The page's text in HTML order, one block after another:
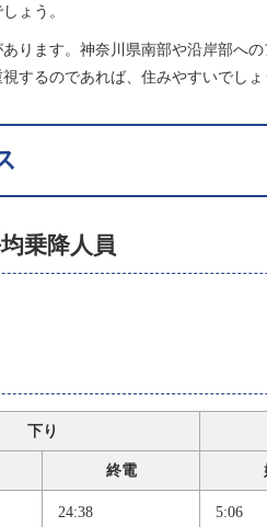
ょう。
ります。神奈川県南部や沿岸部へ
するのであれば、住みやすいでしょ
乗降人員
下り
終電
24:38 5:06